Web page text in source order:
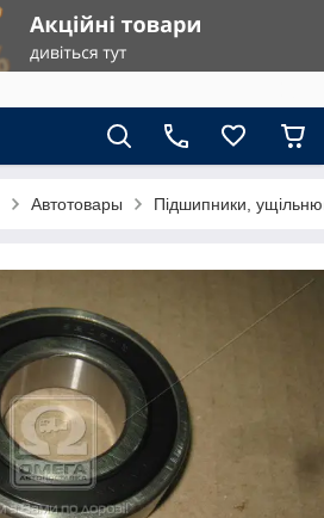
Автотовары Підшипники,